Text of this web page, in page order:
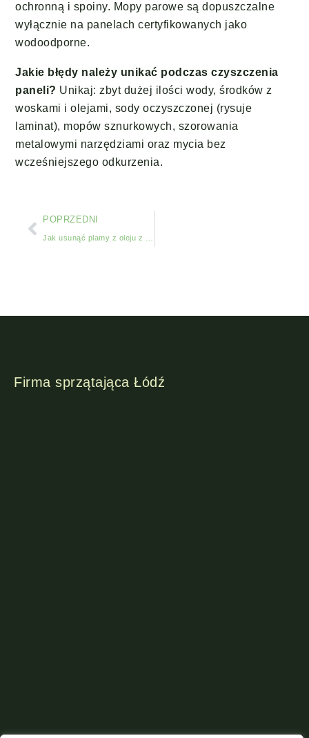
ochronną i spoiny. Mopy parowe są dopuszczalne
wyłącznie na panelach certyfikowanych jako
wodoodporne.
Jakie błędy należy unikać podczas czyszczenia
paneli? Unikaj: zbyt dużej ilości wody, środków z
woskami i olejami, sody oczyszczonej (rysuje
laminat), mopów sznurkowych, szorowania
metalowymi narzędziami oraz mycia bez
wcześniejszego odkurzenia.
POPRZEDNI
Firma sprzątająca Łódź